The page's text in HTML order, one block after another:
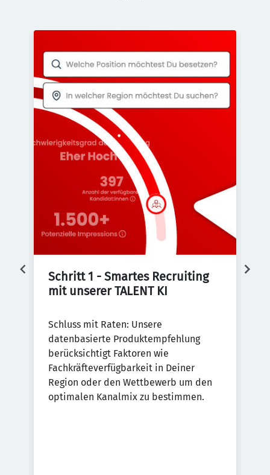
Schritt 1 - Smartes Recruiting
mit unserer TALENT KI
Schluss mit Raten: Unsere
datenbasierte Produktempfehlung
berücksichtigt Faktoren wie
Fachkräfteverfügbarkeit in Deiner
Region oder den Wettbewerb um den
optimalen Kanalmix zu bestimmen.